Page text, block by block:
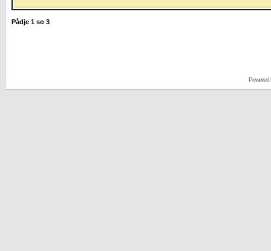
Pådje 1 so 3
Powered